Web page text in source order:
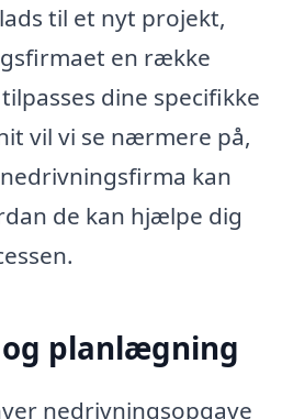
til et nyt projekt,
en række
dine specifikke
vil vi se nærmere på,
kan
de kan hjælpe dig
planlægning
nedrivningsopgave